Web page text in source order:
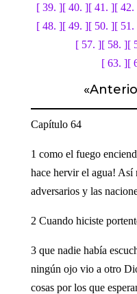
[ 39. ][ 40. ][ 41. ][ 42.
[ 48. ][ 49. ][ 50. ][ 51.
[ 57. ][ 58. ][
[ 63. ][
«
Capítulo 64
1 como el fuego
hace hervir el agua! Así
adversarios y las
2 Cuando hiciste
3 que nadie había
ningún ojo vio a otro
cosas por los que